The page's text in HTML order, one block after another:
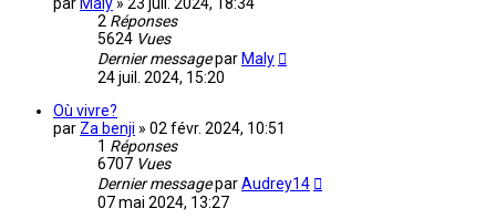
2 Réponses
5624 Vues
Dernier messagepar Maly
24 juil. 2024, 15:20
Où vivre?
par Za benji » 02 févr. 2024, 10:51
1 Réponses
6707 Vues
Dernier messageparAudrey14
07 mai 2024, 13:27